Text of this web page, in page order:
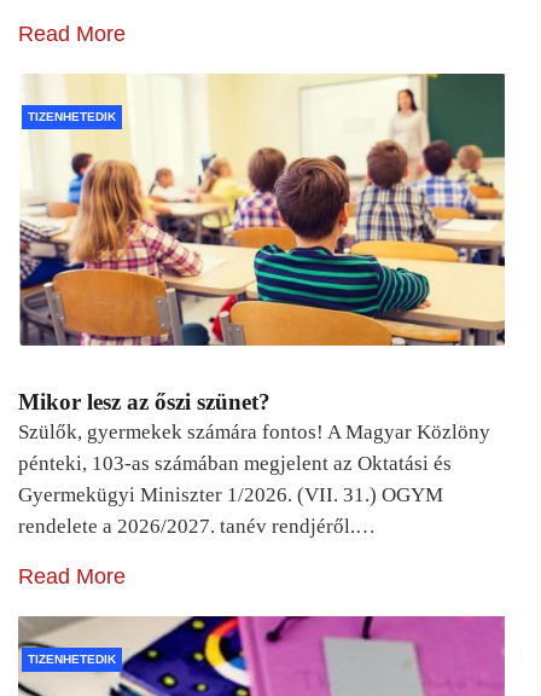
Read More
TIZENHETEDIK
Mikor lesz az őszi szünet?
Szülők, gyermekek számára fontos! A Magyar Közlöny
pénteki, 103-as számában megjelent az Oktatási és
Gyermekügyi Miniszter 1/2026. (VII. 31.) OGYM
rendelete a 2026/2027. tanév rendjéről.…
Read More
TIZENHETEDIK